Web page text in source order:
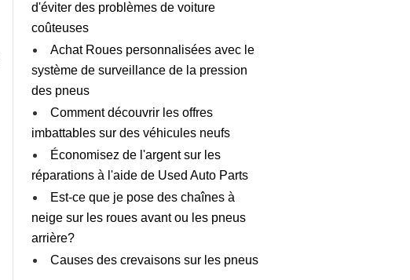
d'éviter des problèmes de voiture
coûteuses
Achat Roues personnalisées avec le
système de surveillance de la pression
des pneus
Comment découvrir les offres
imbattables sur des véhicules neufs
Économisez de l'argent sur les
réparations à l'aide de Used Auto Parts
Est-ce que je pose des chaînes à
neige sur les roues avant ou les pneus
arrière?
Causes des crevaisons sur les pneus